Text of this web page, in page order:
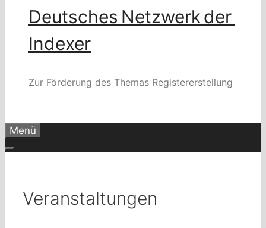
Deutsches Netzwerk der
Indexer
Zur Förderung des Themas Registererstellung
Menü
Veranstaltungen